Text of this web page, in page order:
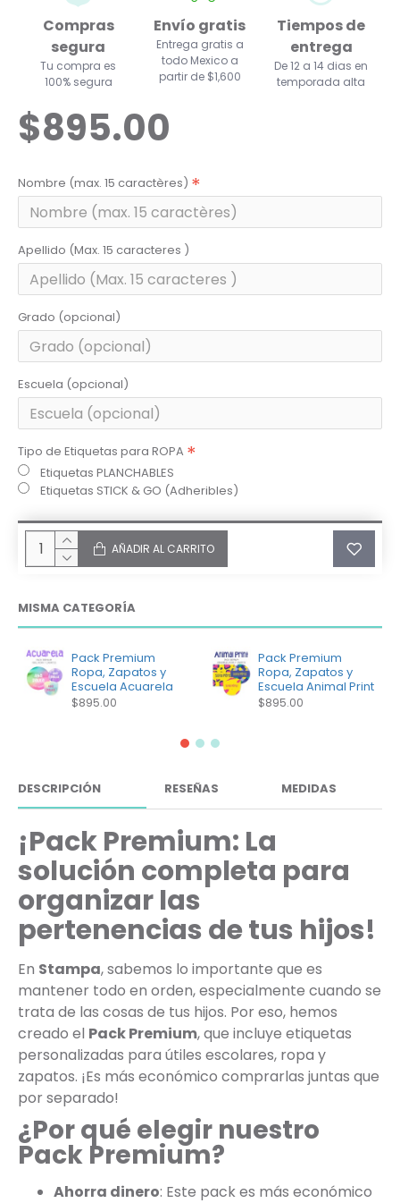
Compras
segura
Tu compra es
100% segura
Envío gratis
Entrega gratis a
todo Mexico a
partir de $1,600
Tiempos de
entrega
De 12 a 14 dias en
temporada alta
$895.00
Nombre (max. 15 caractères)
Apellido (Max. 15 caracteres )
Grado (opcional)
Escuela (opcional)
Tipo de Etiquetas para ROPA
Etiquetas PLANCHABLES
Etiquetas STICK & GO (Adheribles)
AÑADIR AL CARRITO
MISMA CATEGORÍA
Pack Premium
Ropa, Zapatos y
Escuela Acuarela
$895.00
Pack Premium
Ropa, Zapatos y
Escuela Animal Print
$895.00
DESCRIPCIÓN RESEÑAS MEDIDAS
¡Pack Premium: La
solución completa para
organizar las
pertenencias de tus hijos!
En Stampa, sabemos lo importante que es
mantener todo en orden, especialmente cuando se
trata de las cosas de tus hijos. Por eso, hemos
creado el Pack Premium, que incluye etiquetas
personalizadas para útiles escolares, ropa y
zapatos. ¡Es más económico comprarlas juntas que
por separado!
¿Por qué elegir nuestro
Pack Premium?
Ahorra dinero: Este pack es más económico